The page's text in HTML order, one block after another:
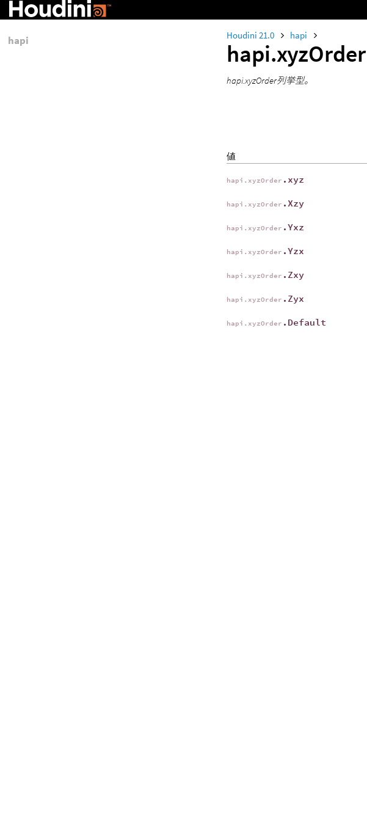
Houdini 21.0 hapi
hapi.xyzOrder
hapi.xyzOrder列挙型。
値
hapi.xyzOrder .xyz
hapi.xyzOrder .Xzy
hapi.xyzOrder .Yxz
hapi.xyzOrder .Yzx
hapi.xyzOrder .Zxy
hapi.xyzOrder .Zyx
hapi.xyzOrder .Default
hapi